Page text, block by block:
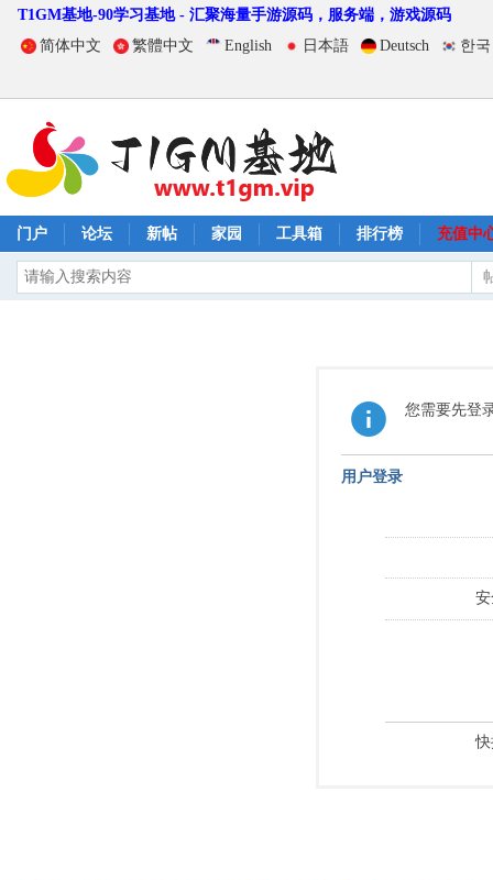
T1GM基地-90学习基地 - 汇聚海量手游源码，服务端，游戏源码
简体中文
繁體中文 English 日本語 Deutsch 한
门户 论坛 新帖 家园 工具箱 排行榜 充值中
您需要先登
用户登录